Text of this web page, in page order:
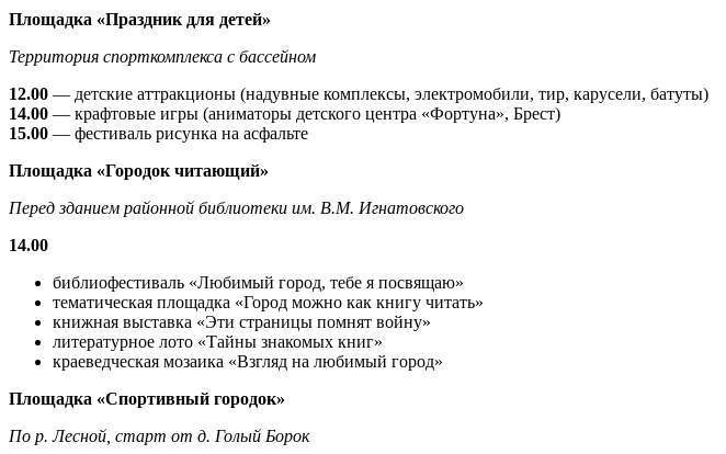
Площадка «Праздник для детей»
Территория спорткомплекса с бассейном
12.00 — детские аттракционы (надувные комплексы, электромобили, тир, карусели, батуты)
14.00 — крафтовые игры (аниматоры детского центра «Фортуна», Брест)
15.00 — фестиваль рисунка на асфальте
Площадка «Городок читающий»
Перед зданием районной библиотеки им. В.М. Игнатовского
14.00
библиофестиваль «Любимый город, тебе я посвящаю»
тематическая площадка «Город можно как книгу читать»
книжная выставка «Эти страницы помнят войну»
литературное лото «Тайны знакомых книг»
краеведческая мозаика «Взгляд на любимый город»
Площадка «Спортивный городок»
По p. Лесной, старт от д. Голый Борок